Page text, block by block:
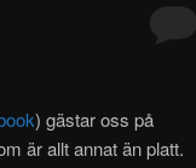
) gästar oss på
är allt annat än platt.